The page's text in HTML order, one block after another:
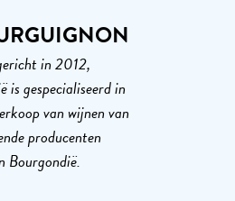
in 2012,
is gespecialiseerd in
van wijnen van
producenten
Bourgondië.